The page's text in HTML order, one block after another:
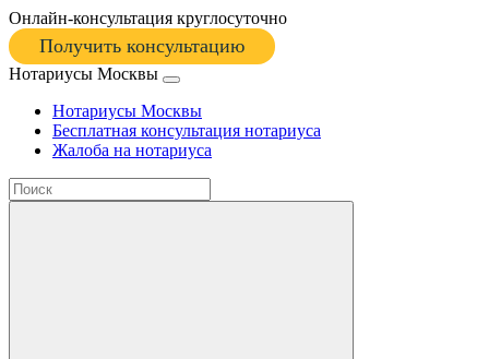
Онлайн-консультация круглосуточно
Получить консультацию
Нотариусы Москвы
Нотариусы Москвы
Бесплатная консультация нотариуса
Жалоба на нотариуса